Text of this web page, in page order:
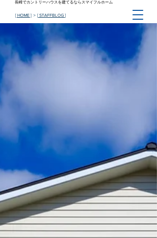
長崎でカントリーハウスを建てるならスマイフルホーム
[ HOME ] > [STAFFBLOG]